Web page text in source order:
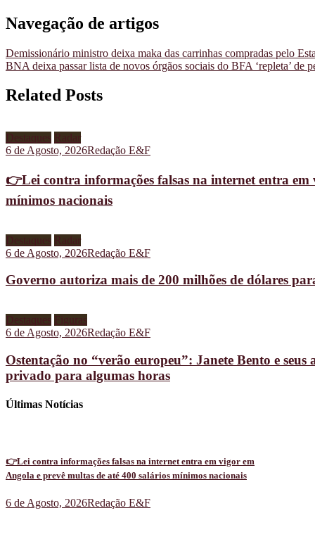
Navegação de artigos
Demissionário ministro deixa maka das carrinhas compradas pelo
BNA deixa passar lista de novos órgãos sociais do BFA ‘repleta’ de
Related Posts
Destaques Radar
6 de Agosto, 2026Redação E&F
👉Lei contra informações falsas na internet entra
mínimos nacionais
Destaques Radar
6 de Agosto, 2026Redação E&F
Governo autoriza mais de 200 milhões de dólares
Destaques Figuras
6 de Agosto, 2026Redação E&F
Ostentação no “verão europeu”: Janete Bento e
privado para algumas horas
Últimas Notícias
👉Lei contra informações falsas na internet entra em vigor em
Angola e prevê multas de até 400 salários mínimos nacionais
6 de Agosto, 2026Redação E&F